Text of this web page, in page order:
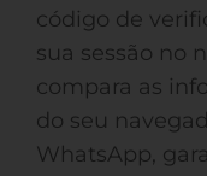
código de
sua sessão no
compara as
do seu
WhatsApp,